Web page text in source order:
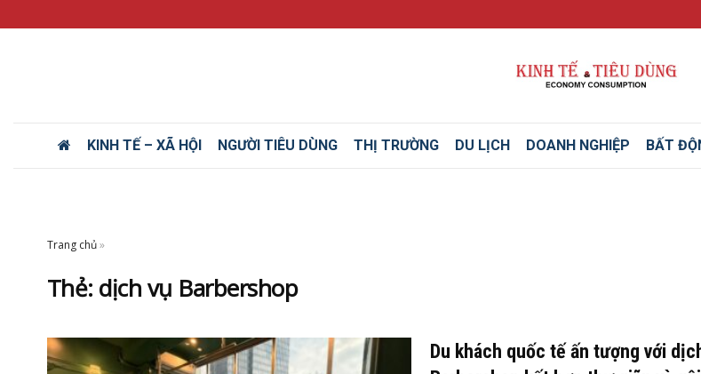
KINH TẾ – XÃ HỘI NGƯỜI TIÊU DÙNG THỊ TRƯỜNG DU LỊCH DOANH NGHIỆP BẤT
Trang chủ»
Thẻ: dịch vụ Barbershop
Du khách quốc tế ấn tượng với